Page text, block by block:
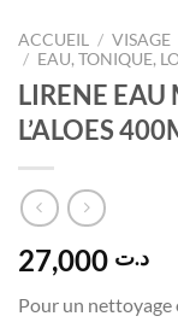
ACCUEIL / VISAGE
/ EAU, TONIQUE,
LIRENE
L’ALOES
د.ت
Pour un nettoyage